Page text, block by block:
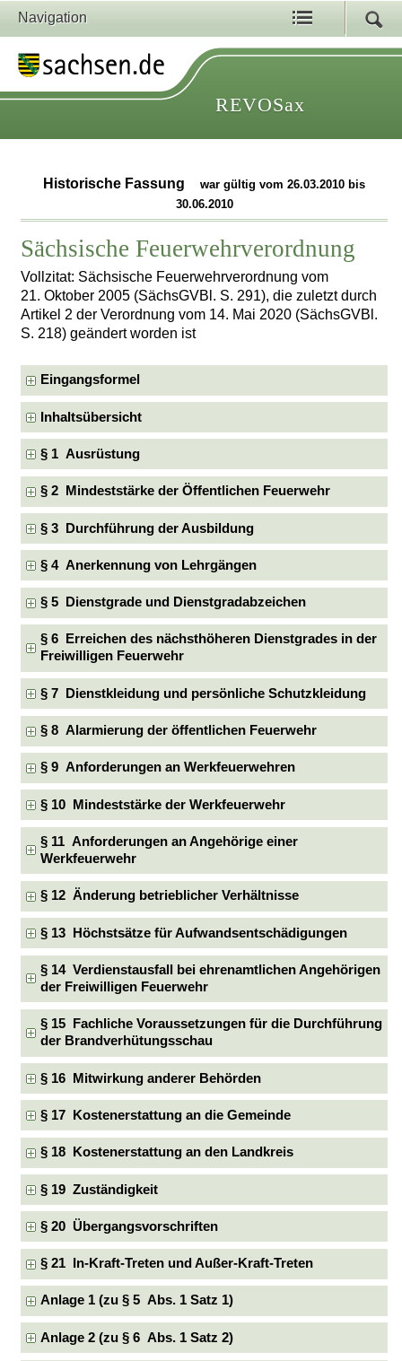
Navigation
REVOSax
Historische Fassung
war gültig vom 26.03.2010 bis
30.06.2010
Sächsische Feuerwehrverordnung
Vollzitat: Sächsische Feuerwehrverordnung vom
21. Oktober 2005 (SächsGVBl. S. 291), die zuletzt durch
Artikel 2 der Verordnung vom 14. Mai 2020 (SächsGVBl.
S. 218) geändert worden ist
Eingangsformel
Inhaltsübersicht
§ 1 Ausrüstung
§ 2 Mindeststärke der Öffentlichen Feuerwehr
§ 3 Durchführung der Ausbildung
§ 4 Anerkennung von Lehrgängen
§ 5 Dienstgrade und Dienstgradabzeichen
§ 6 Erreichen des nächsthöheren Dienstgrades in der
Freiwilligen Feuerwehr
§ 7 Dienstkleidung und persönliche Schutzkleidung
§ 8 Alarmierung der öffentlichen Feuerwehr
§ 9 Anforderungen an Werkfeuerwehren
§ 10 Mindeststärke der Werkfeuerwehr
§ 11 Anforderungen an Angehörige einer
Werkfeuerwehr
§ 12 Änderung betrieblicher Verhältnisse
§ 13 Höchstsätze für Aufwandsentschädigungen
§ 14 Verdienstausfall bei ehrenamtlichen Angehörigen
der Freiwilligen Feuerwehr
§ 15 Fachliche Voraussetzungen für die Durchführung
der Brandverhütungsschau
§ 16 Mitwirkung anderer Behörden
§ 17 Kostenerstattung an die Gemeinde
§ 18 Kostenerstattung an den Landkreis
§ 19 Zuständigkeit
§ 20 Übergangsvorschriften
§ 21 In-Kraft-Treten und Außer-Kraft-Treten
Anlage 1 (zu § 5 Abs. 1 Satz 1)
Anlage 2 (zu § 6 Abs. 1 Satz 2)